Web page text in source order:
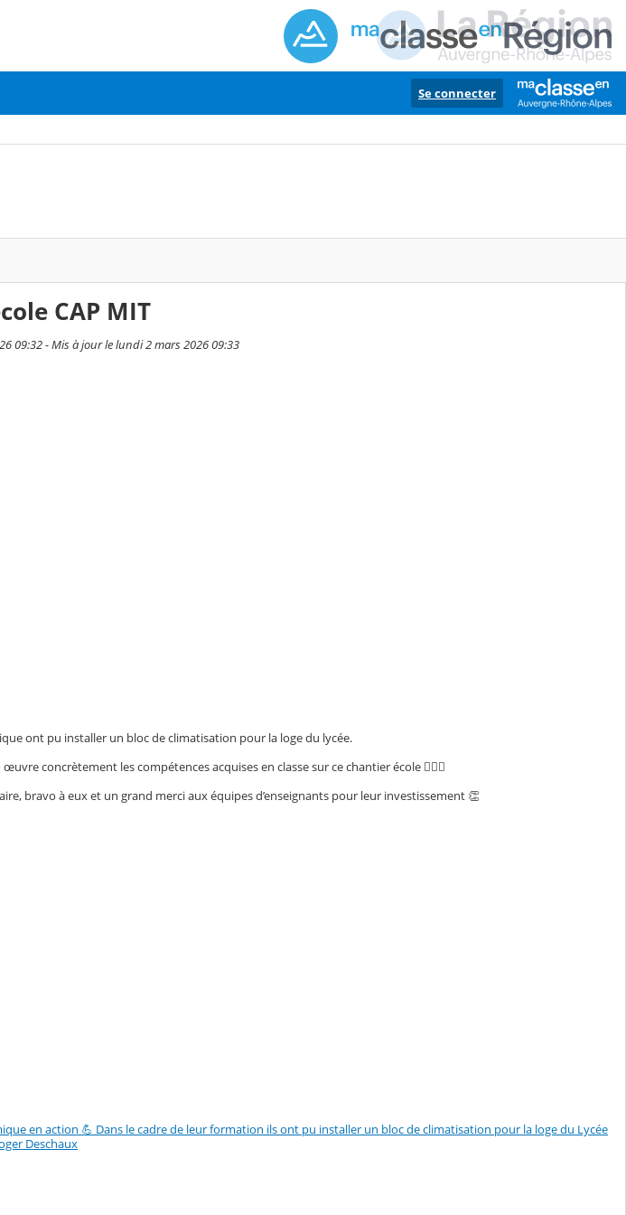
Se connecter
CAP MIT
09:32 - Mis à jour le lundi 2 mars 2026 09:33
ont pu installer un bloc de climatisation pour la loge du lycée.
concrètement les compétences acquises en classe sur ce chantier école 👷🏾‍♂️
bravo à eux et un grand merci aux équipes d’enseignants pour leur investissement 👏
en action 💪 Dans le cadre de leur formation ils ont pu installer un bloc de climatisation pour la loge du Lycée
Deschaux